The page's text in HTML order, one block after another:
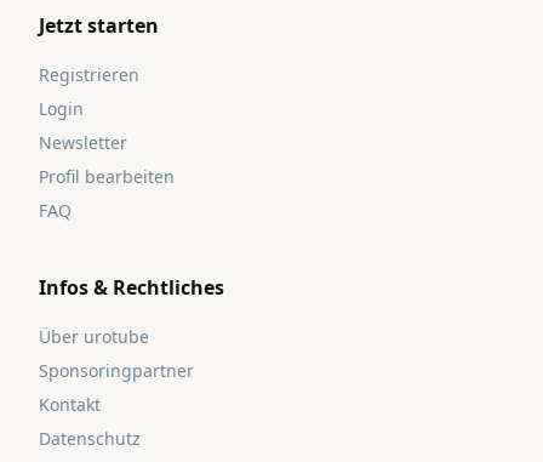
Jetzt starten
Registrieren
Login
Newsletter
Profil bearbeiten
FAQ
Infos & Rechtliches
Über urotube
Sponsoringpartner
Kontakt
Datenschutz